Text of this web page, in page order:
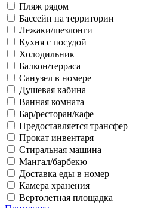
Пляж рядом
Бассейн на территории
Лежаки/шезлонги
Кухня с посудой
Холодильник
Балкон/терраса
Санузел в номере
Душевая кабина
Ванная комната
Бар/ресторан/кафе
Предоставляется трансфер
Прокат инвентаря
Стиральная машина
Мангал/барбекю
Доставка еды в номер
Камера хранения
Вертолетная площадка